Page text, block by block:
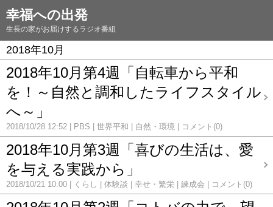
幸福への出発
生長の家がお届けするラジオ番組
2018年10月
2018年10月第4週「自転車から平和
を！～自然と調和したライフスタイル
へ～」
2018/10/28 12:52 PBS 世界平和 自然・環境 コメント(0)
2018年10月第3週「喜びの生活は、愛
を与える実践から」
2018/10/21 10:00 くらし 体験談 幸せ・繁栄 練成会 コメント(0)